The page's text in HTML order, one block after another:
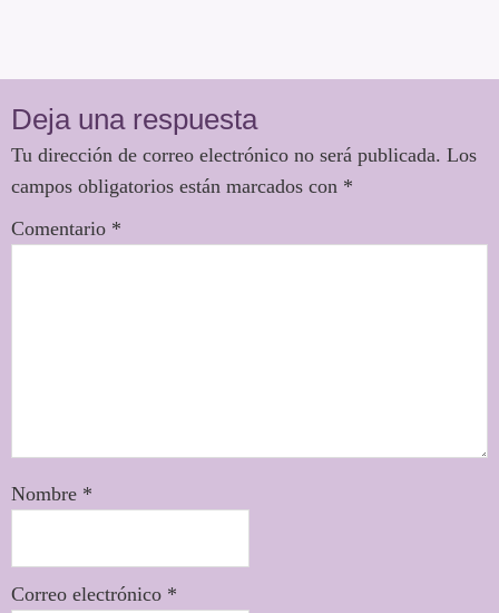
con
los
lectores
Deja una respuesta
Tu dirección de correo electrónico no será publicada. Los
campos obligatorios están marcados con *
Comentario *
Nombre *
Correo electrónico *